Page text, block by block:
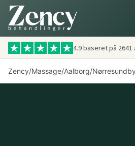
4.9 baseret på 2641
Zency/Massage/Aalborg/Nørresundby